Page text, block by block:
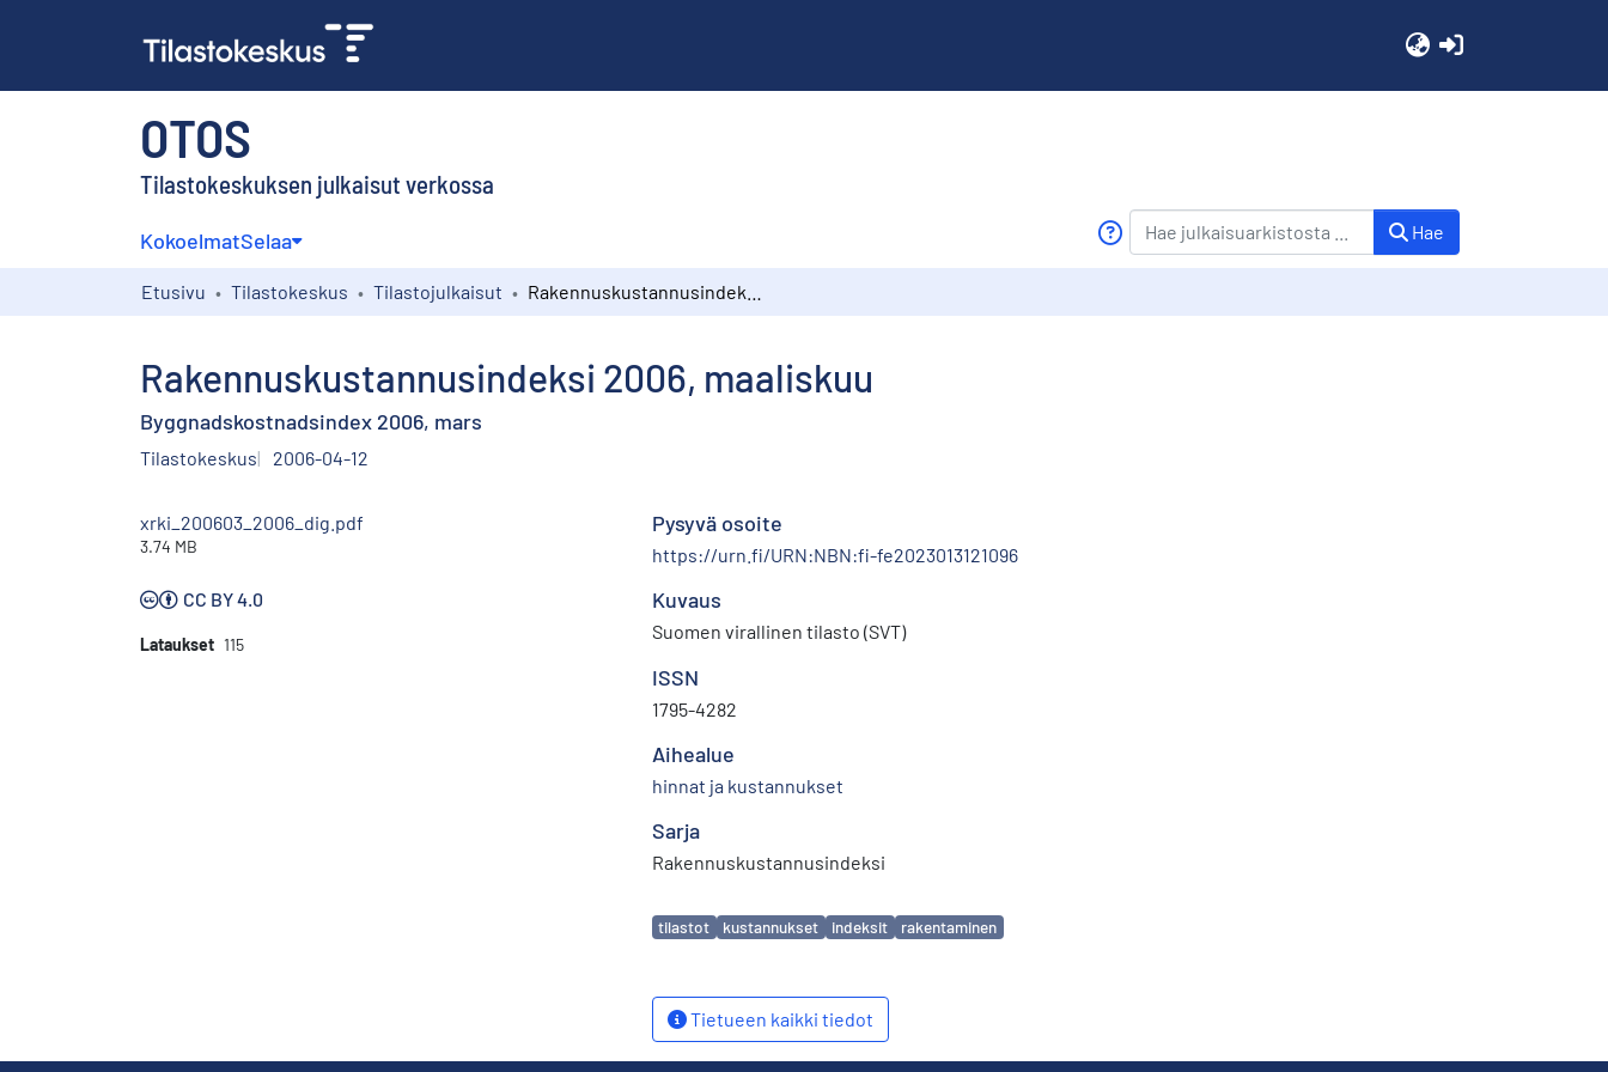
OTOS
Tilastokeskuksen julkaisut verkossa
KokoelmatSelaa Hae
Etusivu Tilastokeskus Tilastojulkaisut
Rakennuskustannusindeksi 2006, maaliskuu
Byggnadskostnadsindex 2006, mars
Tilastokeskus 2006-04-12
xrki_200603_2006_dig.pdf
3.74 MB
CC BY 4.0
Lataukset 115
Pysyvä osoite
https://urn.fi/URN:NBN:fi-fe2023013121096
Kuvaus
Suomen virallinen tilasto (SVT)
ISSN
1795-4282
Aihealue
hinnat ja kustannukset
Sarja
Rakennuskustannusindeksi
Avainsanat
tilastot kustannukset indeksit rakentaminen
Tietueen kaikki tiedot